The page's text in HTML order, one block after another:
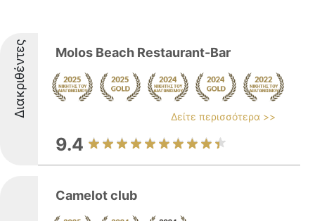
Διακριθέντες Molos Beach Restaurant-Bar
Δείτε περισσότερα >>
9.4
Camelot club